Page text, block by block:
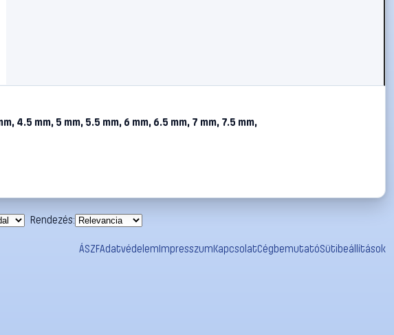
4.5 mm, 5 mm, 5.5 mm, 6 mm, 6.5 mm, 7 mm, 7.5 mm,
Rendezés:
ÁSZFAdatvédelemImpresszumKapcsolatCégbemutatóSütibeállítások